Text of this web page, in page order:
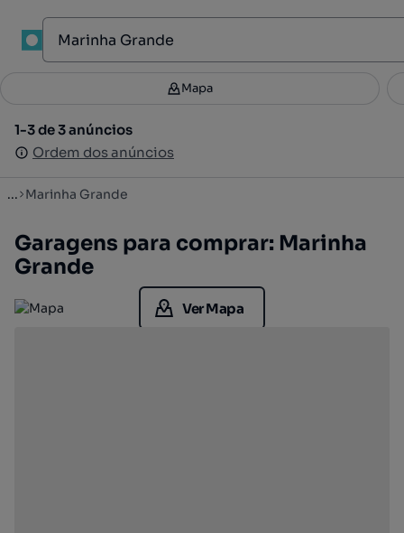
Filtros 2
1-3 de 3 anúncios
Ordem dos anúncios
Mapa
1-3 de 3 anúncios
Ordem dos anúncios
... Marinha Grande
Garagens para comprar: Marinha
Grande
Ver Mapa